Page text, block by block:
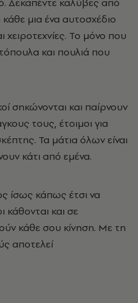
μια ένα αυτοσχέδιο
χειροτεχνίες. Το μόνο που
και πουλιά που
σηκώνονται και παίρνουν
τους, έτοιμοι για
Τα μάτια όλων είναι
κάτι από εμένα.
ίσως κάπως έτσι να
κάθονται και σε
κάθε σου κίνηση. Με τη
αποτελεί